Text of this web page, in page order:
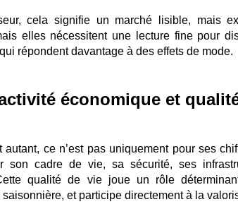
cela signifie un marché lisible, mais
elles nécessitent une lecture fine pour
répondent davantage à des effets de mode.
économique et
autant, ce n’est pas uniquement pour ses
son cadre de vie, sa sécurité, ses
qualité de vie joue un rôle
et participe directement à la